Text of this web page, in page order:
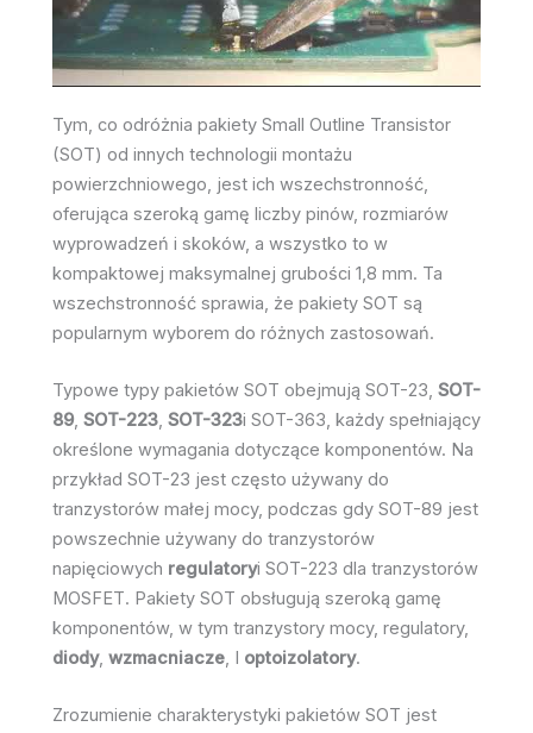
Tym, co odróżnia pakiety Small Outline Transistor
(SOT) od innych technologii montażu
powierzchniowego, jest ich wszechstronność,
oferująca szeroką gamę liczby pinów, rozmiarów
wyprowadzeń i skoków, a wszystko to w
kompaktowej maksymalnej grubości 1,8 mm. Ta
wszechstronność sprawia, że pakiety SOT są
popularnym wyborem do różnych zastosowań.
Typowe typy pakietów SOT obejmują SOT-23, SOT-
89, SOT-223, SOT-323i SOT-363, każdy spełniający
określone wymagania dotyczące komponentów. Na
przykład SOT-23 jest często używany do
tranzystorów małej mocy, podczas gdy SOT-89 jest
powszechnie używany do tranzystorów
napięciowych regulatoryi SOT-223 dla tranzystorów
MOSFET. Pakiety SOT obsługują szeroką gamę
komponentów, w tym tranzystory mocy, regulatory,
diody, wzmacniacze, I optoizolatory.
Zrozumienie charakterystyki pakietów SOT jest